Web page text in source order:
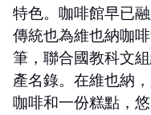
特色。咖啡館早已
傳統也為維也納咖
筆，聯合國教科文
產名錄。在維也納
咖啡和一份糕點，